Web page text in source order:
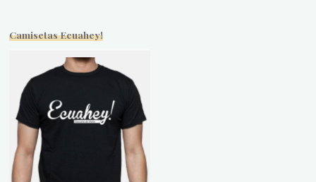
Camisetas Ecuahey!